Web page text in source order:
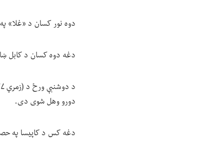
دوه نور کسان د «غلا» په تور
دغه دوه کسان د کابل
دورو وهل شوی دی.
دغه کس د کاپیسا په